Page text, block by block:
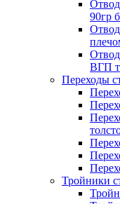
90гр
ВГП
Переходы
Тройники